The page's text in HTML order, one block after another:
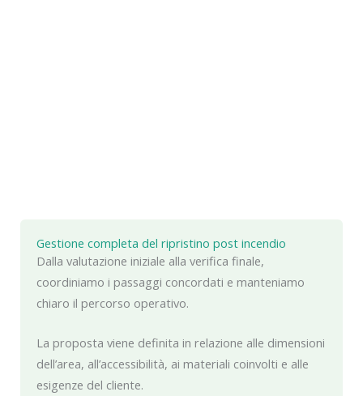
Gestione completa del ripristino post incendio
Dalla valutazione iniziale alla verifica finale,
coordiniamo i passaggi concordati e manteniamo
chiaro il percorso operativo.
La proposta viene definita in relazione alle dimensioni
dell’area, all’accessibilità, ai materiali coinvolti e alle
esigenze del cliente.